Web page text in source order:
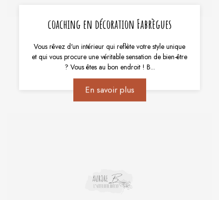
coaching en décoration Fabrègues
Vous rêvez d'un intérieur qui reflète votre style unique
et qui vous procure une véritable sensation de bien-être
? Vous êtes au bon endroit ! B...
En savoir plus